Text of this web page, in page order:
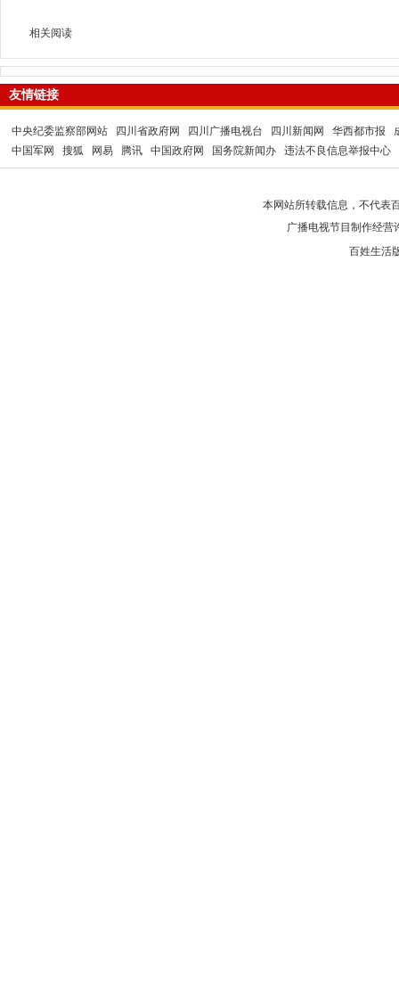
相关阅读
友情链接
中央纪委监察部网站 四川省政府网 四川广播电视台 四川新闻网 华西都市报
中国军网
搜狐 网易 腾讯 中国政府网 国务院新闻办 违法不良信息举报中心
本网站所转载信息，不代表
广播电视节目制作经营
百姓生活